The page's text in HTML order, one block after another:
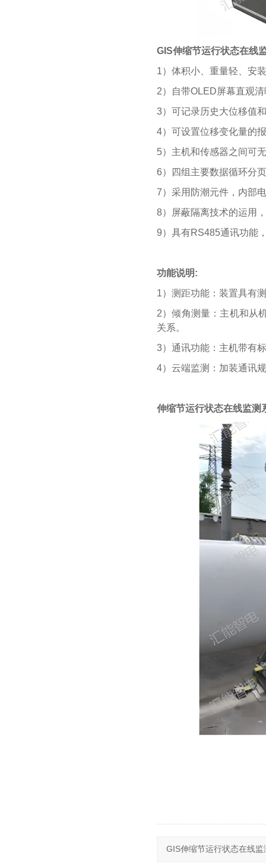
GIS伸缩节运行状态在线
1）体积小、重量轻、安
2）自带OLED屏幕直观
3）可记录历史大位移值
4）可设置位移变化量的
5）主机和传感器之间可
6）四组主要数据循环分
7）采用防潮元件，内部
8）屏蔽隔离技术的运用
9）具有RS485通讯功能
功能说明:
1）测距功能：装置具有
2）倾角测量：主机和从
关系。
3）通讯功能：主机带有
4）云端监测：加装通讯
伸缩节运行状态在线监测